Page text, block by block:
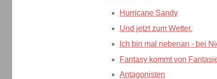
Hurricane Sandy
Und jetzt zum Wetter.
Ich bin mal nebenan - bei
Fantasy kommt von
Antagonisten